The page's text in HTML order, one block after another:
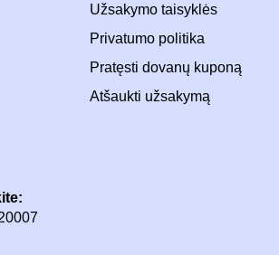
Užsakymo taisyklės
Privatumo politika
Pratęsti dovanų kuponą
Atšaukti užsakymą